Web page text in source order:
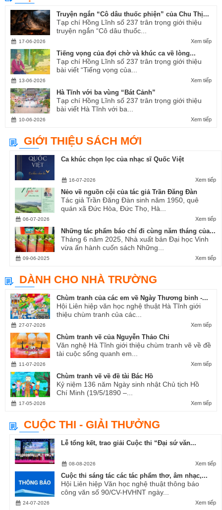
Truyện ngắn “Cô dâu thuốc phiện” của Chu Thị...
Tạp chí Hồng Lĩnh số 237 trân trọng giới thiệu
truyện ngắn “Cô dâu thuốc...
Xem tiếp
17-06-2026
Tiếng vọng của đợi chờ và khúc ca về lòng...
Tạp chí Hồng Lĩnh số 237 trân trọng giới thiệu
bài viết “Tiếng vọng của...
Xem tiếp
13-06-2026
Hà Tĩnh với ba vùng “Bát Cảnh”
Tạp chí Hồng Lĩnh số 237 trân trọng giới thiệu
bài viết Hà Tĩnh với ba...
Xem tiếp
10-06-2026
GIỚI THIỆU SÁCH MỚI
Ca khúc chọn lọc của nhạc sĩ Quốc Việt
Xem tiếp
16-07-2026
Nẻo về nguồn cội của tác giả Trần Đăng Đàn
Tác giả Trần Đăng Đàn sinh năm 1950, quê
quán xã Đức Hòa, Đức Thọ, Hà...
Xem tiếp
06-07-2026
Những tác phẩm báo chí đi cùng năm tháng của...
Tháng 6 năm 2025, Nhà xuất bản Đại học Vinh
vừa ấn hành cuốn sách Những...
Xem tiếp
09-06-2025
DÀNH CHO NHÀ TRƯỜNG
Chùm tranh của các em về Ngày Thương binh -...
Hội Liên hiệp văn học nghệ thuật Hà Tĩnh giới
thiệu chùm tranh của các...
Xem tiếp
27-07-2026
Chùm tranh vẽ của Nguyễn Thảo Chi
Văn nghệ Hà Tĩnh giới thiệu chùm tranh vẽ về đề
tài cuộc sống quanh em...
Xem tiếp
11-07-2026
Chùm tranh vẽ về đề tài Bác Hồ
Kỷ niệm 136 năm Ngày sinh nhật Chủ tịch Hồ
Chí Minh (19/5/1890 –...
Xem tiếp
17-05-2026
CUỘC THI - GIẢI THƯỞNG
Lễ tổng kết, trao giải Cuộc thi “Đại sứ văn...
Xem tiếp
08-08-2026
Cuộc thi sáng tác các tác phẩm thơ, âm nhạc,...
Hội Liên hiệp Văn học nghệ thuật thông báo
công văn số 90/CV-HVHNT ngày...
Xem tiếp
24-07-2026